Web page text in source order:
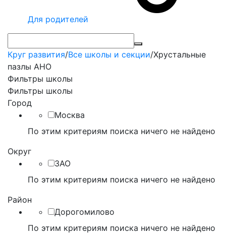
Для родителей
Круг развития/Все школы и секции/Хрустальные
пазлы АНО
Фильтры школы
Фильтры школы
Город
Москва
По этим критериям поиска ничего не найдено
Округ
ЗАО
По этим критериям поиска ничего не найдено
Район
Дорогомилово
По этим критериям поиска ничего не найдено